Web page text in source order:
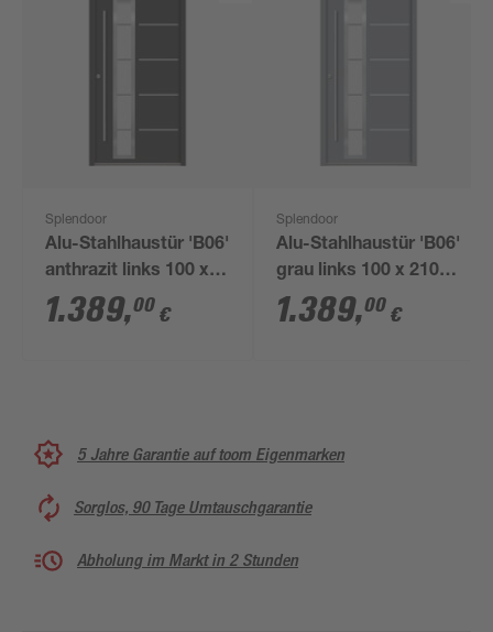
Splendoor
Alu-Stahlhaustür 'B06'
anthrazit links 100 x
210 cm
1.389,00 €
Splendoor
Alu-Stahlhaustür 'B06'
grau links 100 x 210
cm
1.389,00 €
5 Jahre Garantie auf toom Eigenmarken
Sorglos, 90 Tage Umtauschgarantie
Abholung im Markt in 2 Stunden